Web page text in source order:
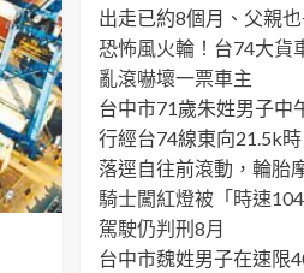
出走已約8個月、父親
恐怖風火輪！台74大
亂滾嚇壞一票車主
台中市71歲朱姓男子中
行經台74線東向21.5k
落逕自往前滾動，輪胎
騎士闖紅燈被「時速
駕駛仍判刑8月
台中市魏姓男子在速限